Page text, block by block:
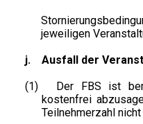
jeweiligen
j.
Ausfall der
(1)
Der FBS ist
kostenfrei
Teilnehmerzahl